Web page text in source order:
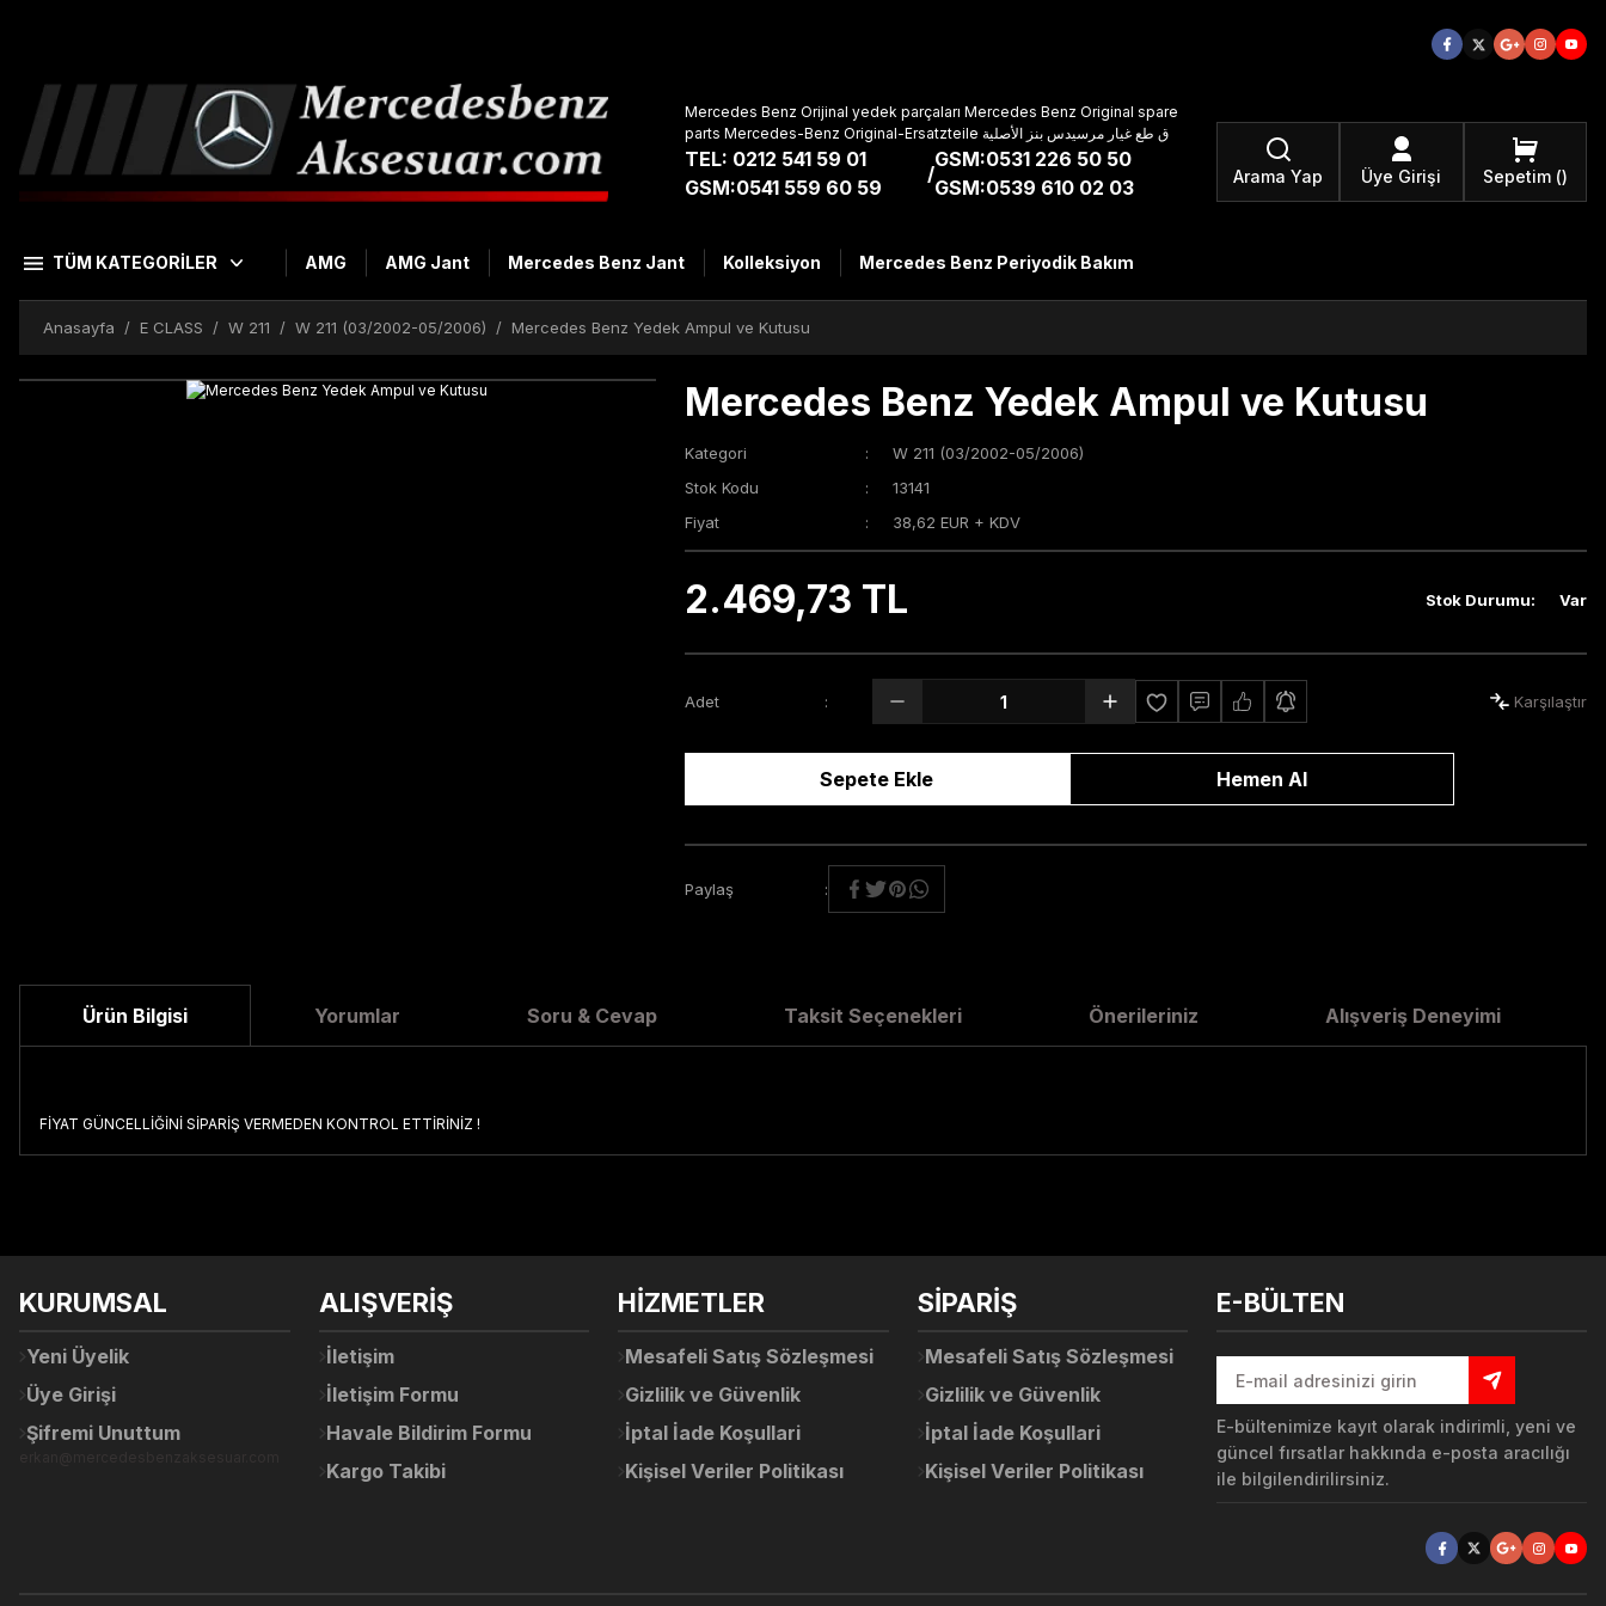
Mercedes Benz Orijinal yedek parçaları Mercedes Benz Original spare
parts Mercedes-Benz Original-Ersatzteile ق طع غيار مرسيدس بنز الأصلية
TEL: 0212 541 59 01
GSM:0541 559 60 59
/
GSM:0531 226 50 50
GSM:0539 610 02 03
Arama Yap Üye Girişi Sepetim
TÜM KATEGORİLER AMG AMG Jant Mercedes Benz Jant Kolleksiyon Mercedes Benz Periyodik Bakım
Anasayfa E CLASS W 211 W 211 (03/2002-05/2006) Mercedes Benz Yedek Ampul ve Kutusu
Mercedes Benz Yedek Ampul ve Kutusu
Kategori
W 211 (03/2002-05/2006)
Stok Kodu
13141
Fiyat
38,62 EUR + KDV
2.469,73 TL Stok Durumu: Var
Adet Karşılaştır
Sepete Ekle Hemen Al
Paylaş
Ürün Bilgisi Yorumlar Soru & Cevap Taksit Seçenekleri Önerileriniz Alışveriş Deneyimi
FİYAT GÜNCELLİĞİNİ SİPARİŞ VERMEDEN KONTROL ETTİRİNİZ !
Yorum Yaz
Ürün açıklamasında eksik bilgiler bulunuyor.
Bu ürüne benzer farklı alternatifler olmalı.
Deneyimini Paylaş
KURUMSAL
Yeni Üyelik
Üye Girişi
Şifremi Unuttum
ALIŞVERİŞ
İletişim
İletişim Formu
Havale Bildirim Formu
Kargo Takibi
HİZMETLER
Mesafeli Satış Sözleşmesi
Gizlilik ve Güvenlik
İptal İade Koşullari
Kişisel Veriler Politikası
SİPARİŞ
Mesafeli Satış Sözleşmesi
Gizlilik ve Güvenlik
İptal İade Koşullari
Kişisel Veriler Politikası
E-BÜLTEN
E-bültenimize kayıt olarak indirimli, yeni ve
güncel fırsatlar hakkında e-posta aracılığı
ile bilgilendirilirsiniz.